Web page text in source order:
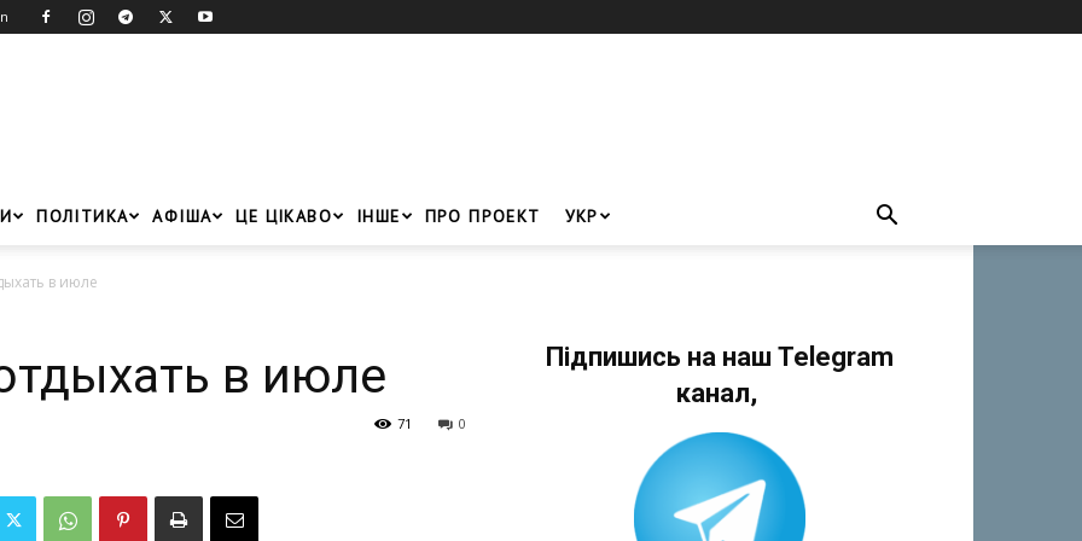
ПОЛІТИКА АФІША ЦЕ ЦІКАВО ІНШЕ ПРО ПРОЕКТ УКР
в июле
в июле
0
71
Підпишись на наш Telegram
канал,